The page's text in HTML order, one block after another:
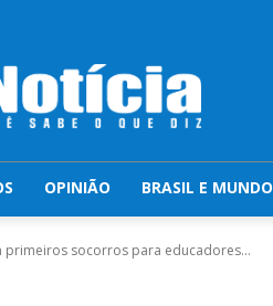
OPINIÃO BRASIL E MUNDO
socorros para educadores...